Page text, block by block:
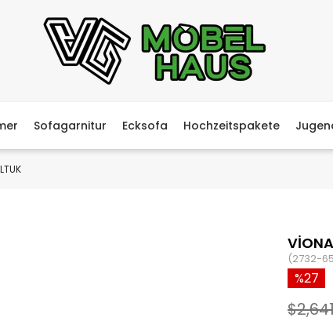
Sofagarnitur Ecksofa Hochzeitspakete
(2732-
27